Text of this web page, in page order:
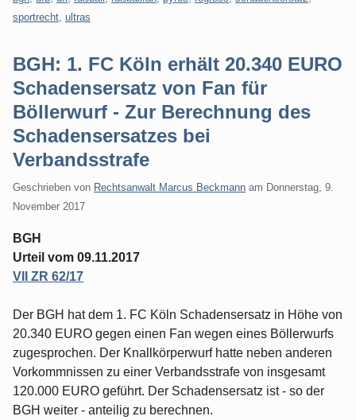
sportrecht ultras
BGH: 1. FC Köln erhält 20.340 EURO
Schadensersatz von Fan für
Böllerwurf - Zur Berechnung des
Schadensersatzes bei
Verbandsstrafe
Geschrieben von Rechtsanwalt Marcus Beckmann am Donnerstag, 9.
November 2017
BGH
Urteil vom 09.11.2017
VII ZR 62/17
Der BGH hat dem 1. FC Köln Schadensersatz in Höhe von
20.340 EURO gegen einen Fan wegen eines Böllerwurfs
zugesprochen. Der Knallkörperwurf hatte neben anderen
Vorkommnissen zu einer Verbandsstrafe von insgesamt
120.000 EURO geführt. Der Schadensersatz ist - so der
BGH weiter - anteilig zu berechnen.